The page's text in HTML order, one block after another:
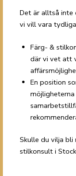
Det är alltså inte
vi vill vara
Färg- &
där vi vet att
En position
Skulle du vilja
stilkonsult i